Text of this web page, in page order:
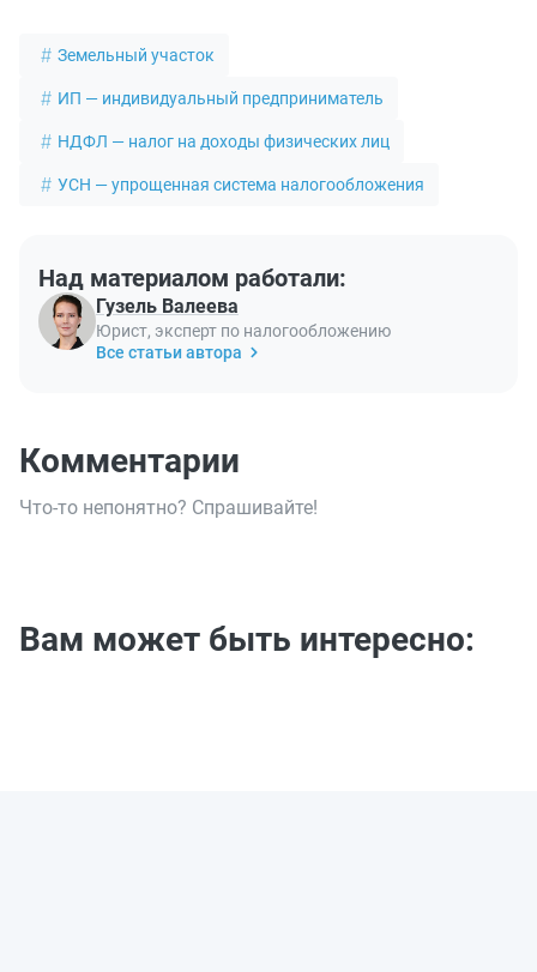
Земельный участок
ИП — индивидуальный предприниматель
НДФЛ — налог на доходы физических лиц
УСН — упрощенная система налогообложения
Над материалом работали:
Гузель Валеева
Юрист, эксперт по налогообложению
Все статьи автора
Комментарии
Что-то непонятно? Спрашивайте!
Вам может быть интересно: